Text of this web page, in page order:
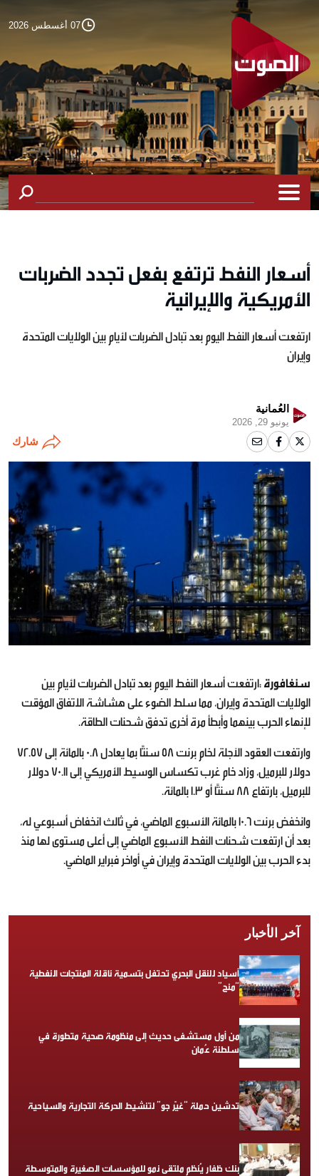
07 أغسطس 2026
أسعار النفط ترتفع بفعل تجدد الضربات
الأمريكية والإيرانية
ارتفعت أسعار النفط اليوم بعد تبادل الضربات لأيام بين الولايات المتحدة
وإيران
العُمانية
يونيو 29, 2026
شارك
سنغافورة :ارتفعت أسعار النفط اليوم بعد تبادل الضربات لأيام بين
الولايات المتحدة وإيران، مما سلط الضوء على هشاشة الاتفاق المؤقت
لإنهاء الحرب بينهما وأبطأ مرة أخرى تدفق شحنات الطاقة.
وارتفعت العقود الآجلة لخام برنت 58 سنتًا بما يعادل 0.8 بالمائة إلى 72.57
دولار للبرميل، وزاد خام غرب تكساس الوسيط الأمريكي إلى 70.11 دولار
للبرميل، بارتفاع 88 سنتًا أو 1.3 بالمائة.
وانخفض برنت 10.6 بالمائة الأسبوع الماضي، في ثالث انخفاض أسبوعي له،
بعد أن ارتفعت شحنات النفط الأسبوع الماضي إلى أعلى مستوى لها منذ
بدء الحرب بين الولايات المتحدة وإيران في أواخر فبراير الماضي.
آخر الأخبار
أسياد للنقل البحري تحتفل بتسمية ناقلة المنتجات النفطية
“منح”
من أول مستشفى حديث إلى منظومة صحية متطورة في
سلطنة عُمان
تدشين حملة “غيّر جو” لتنشيط الحركة التجارية والسياحية
بنك ظفار يُنظم ملتقى نمو للمؤسسات الصغيرة والمتوسطة